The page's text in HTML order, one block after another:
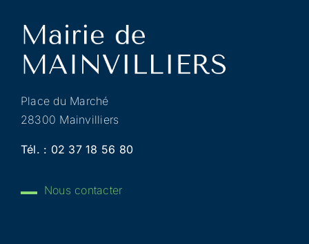
Place du Marché
28300 Mainvilliers
Tél. : 02 37 18 56 80
Nous contacter